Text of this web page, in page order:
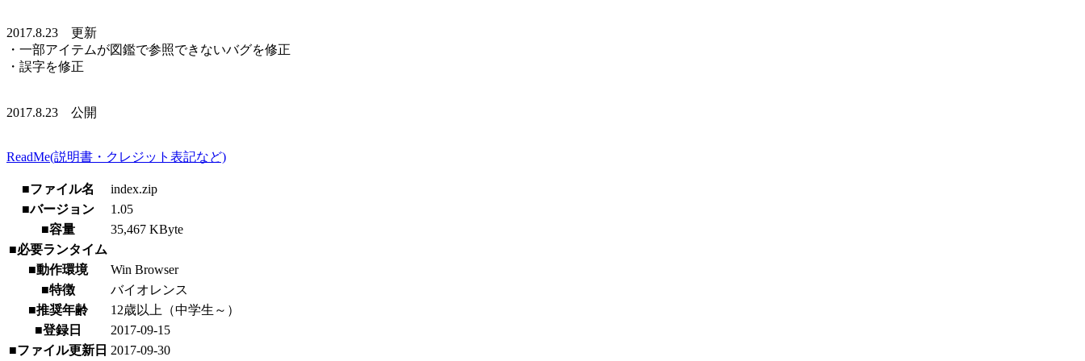
2017.8.23 更新
・一部アイテムが図鑑で参照できないバグを修正
・誤字を修正
2017.8.23 公開
ReadMe(説明書・クレジット表記など)
■ファイル名
index.zip
■バージョン
1.05
■容量
35,467 KByte
■必要ランタイム
■動作環境
Win Browser
■特徴
バイオレンス
■推奨年齢
12歳以上（中学生～）
■登録日
2017-09-15
■ファイル更新日 2017-09-30